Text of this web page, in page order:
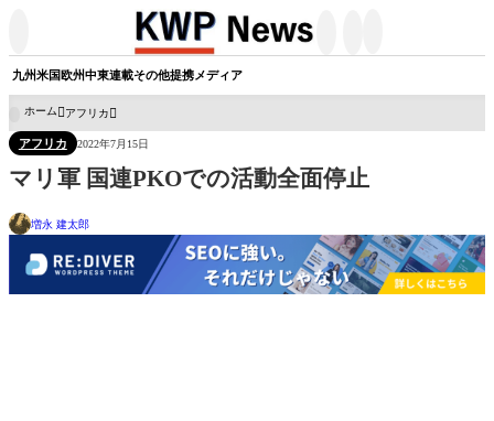
九州米国欧州中東連載その他提携メディア
ホーム アフリカ
アフリカ 2022年7月15日
マリ軍 国連PKOでの活動全面停止
増永 建太郎